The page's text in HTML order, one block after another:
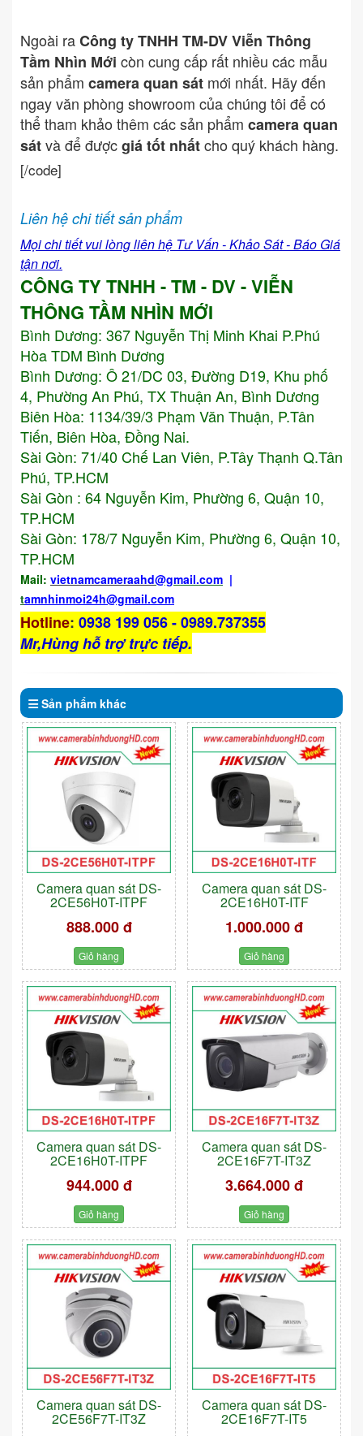
Ngoài raCông ty TNHH TM-DV Viễn Thông
Tầm Nhìn Mới còn cung cấp rất nhiều các mẫu
sản phẩm camera quan sát mới nhất. Hãy đến
ngay văn phòng showroom của chúng tôi để có
thể tham khảo thêm các sản phẩm camera quan
sátvà để đượcgiá tốt nhấtcho quý khách hàng.
[/code]
Liên hệ chi tiết sản phẩm
Mọi chi tiết vui lòng liên hệ Tư Vấn - Khảo Sát - Báo Giá
tận nơi.
CÔNG TY TNHH - TM - DV - VIỄN
THÔNG TẦM NHÌN MỚI
Bình Dương: 367 Nguyễn Thị Minh Khai P.Phú
Hòa TDM Bình Dương
Bình Dương: Ô 21/DC 03, Đường D19, Khu phố
4, Phường An Phú, TX Thuận An, Bình Dương
Biên Hòa: 1134/39/3 Phạm Văn Thuận, P.Tân
Tiến, Biên Hòa, Đồng Nai.
Sài Gòn: 71/40 Chế Lan Viên, P.Tây Thạnh Q.Tân
Phú, TP.HCM
Sài Gòn : 64 Nguyễn Kim, Phường 6, Quận 10,
TP.HCM
Sài Gòn: 178/7 Nguyễn Kim, Phường 6, Quận 10,
TP.HCM
Mail: vietnamcameraahd@gmail.com |
tamnhinmoi24h@gmail.com
Hotline: 0938 199 056 - 0989.737355
Mr,Hùng hỗ trợ trực tiếp.
Sản phẩm khác
Camera quan sát DS-
2CE56H0T-ITPF
888.000 đ
Giỏ hàng
Camera quan sát DS-
2CE16H0T-ITF
1.000.000 đ
Giỏ hàng
Camera quan sát DS-
2CE16H0T-ITPF
944.000 đ
Giỏ hàng
Camera quan sát DS-
2CE16F7T-IT3Z
3.664.000 đ
Giỏ hàng
Camera quan sát DS-
2CE56F7T-IT3Z
Camera quan sát DS-
2CE16F7T-IT5